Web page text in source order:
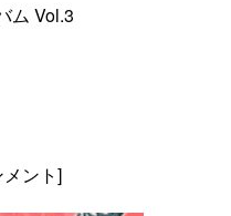
ム Vol.3
ント]